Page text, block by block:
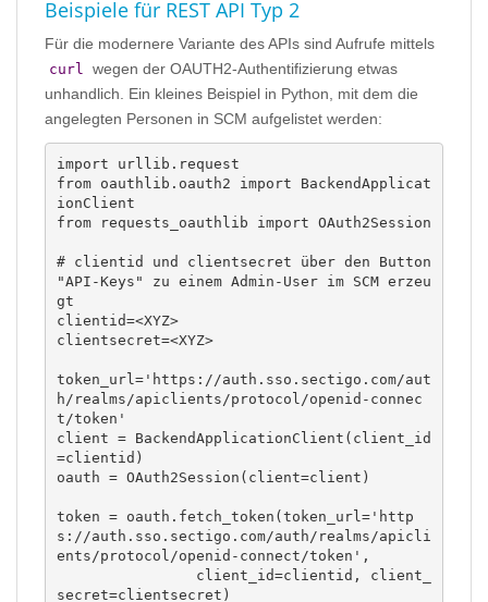
Beispiele für REST API Typ 2
Für die modernere Variante des APIs sind Aufrufe mittels
curl wegen der OAUTH2-Authentifizierung etwas
unhandlich. Ein kleines Beispiel in Python, mit dem die
angelegten Personen in SCM aufgelistet werden:
import urllib.request
from oauthlib.oauth2 import BackendApplicat
ionClient
from requests_oauthlib import OAuth2Session
# clientid und clientsecret über den Button
"API-Keys" zu einem Admin-User im SCM erzeu
gt
clientid=<XYZ>
clientsecret=<XYZ>
token_url='https://auth.sso.sectigo.com/aut
h/realms/apiclients/protocol/openid-connec
t/token'
client = BackendApplicationClient(client_id
=clientid)
oauth = OAuth2Session(client=client)
token = oauth.fetch_token(token_url='http
s://auth.sso.sectigo.com/auth/realms/apicli
ents/protocol/openid-connect/token',
secret=clientsecret)